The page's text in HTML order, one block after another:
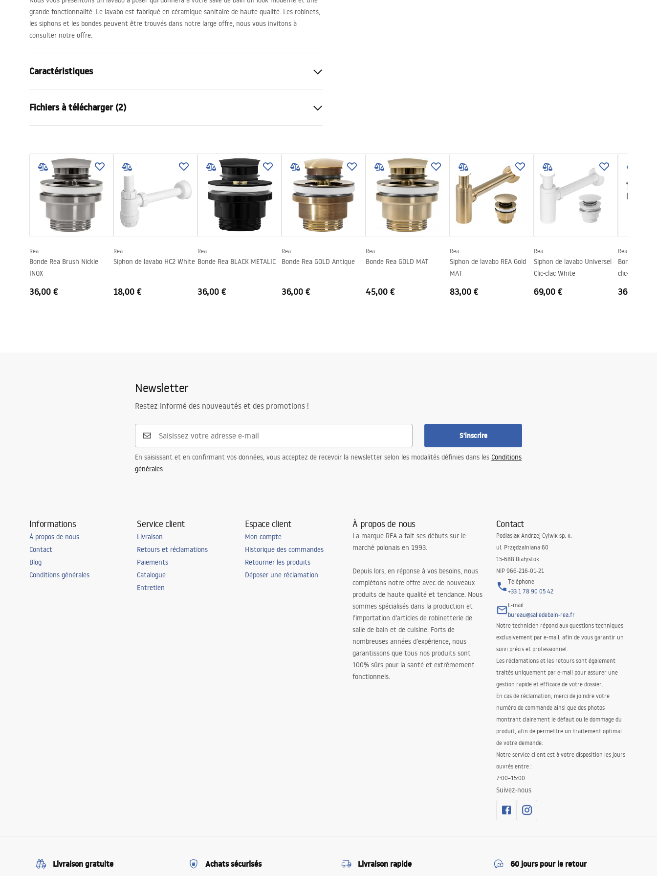
grande fonctionnalité. Le lavabo est fabriqué en céramique sanitaire de haute qualité. Les robinets,
les siphons et les bondes peuvent être trouvés dans notre large offre, nous vous invitons à
consulter notre offre.
Caractéristiques
Matériel
Couleur
Blanc
Longueur
Largeur
Hauteur
140
mm
Profondeur
Forme
Trou de robinet
Non
Trou de débordement
Fichiers à télécharger (2)
Basin.pdf
Warranty_Terms_and_Conditions_
Basins_-_5.pdf
Rea
Bonde Rea Brush Nickle
INOX
36,00 €
Rea
Siphon de lavabo HC2 White
18,00 €
Rea
Bonde Rea BLACK METALIC
36,00 €
Rea
Bonde Rea GOLD Antique
36,00 €
Rea
Bonde Rea GOLD MAT
45,00 €
Rea
Siphon de lavabo REA Gold
MAT
83,00 €
Rea
Siphon de lavabo Universel
Clic-clac White
69,00 €
Rea
Bonde de
clic-clac Rea
36,00 €
Newsletter
Restez informé des nouveautés et des promotions !
S'inscrire
En saisissant et en confirmant vos données, vous acceptez de recevoir la newsletter selon les modalités définies dans les Conditions
générales.
Informations
À propos de nous
Contact
Blog
Conditions générales
Service client
Livraison
Retours et réclamations
Paiements
Catalogue
Entretien
Espace client
Mon compte
Historique des commandes
Retourner les produits
Déposer une réclamation
À propos de nous
La marque REA a fait ses débuts sur le
marché polonais en 1993.
Depuis lors, en réponse à vos besoins, nous
complétons notre offre avec de nouveaux
produits de haute qualité et tendance. Nous
sommes spécialisés dans la production et
l’importation d’articles de robinetterie de
salle de bain et de cuisine. Forts de
nombreuses années d’expérience, nous
garantissons que tous nos produits sont
100% sûrs pour la santé et extrêmement
fonctionnels.
Contact
Podlasiak Andrzej Cylwik sp. k.
ul. Przędzalniana 60
15-688 Białystok
NIP 966-216-01-21
Téléphone
+33 1 78 90 05 42
E-mail
bureau@salledebain-rea.fr
Notre technicien répond aux questions techniques
exclusivement par e-mail, afin de vous garantir un
suivi précis et professionnel.
Les réclamations et les retours sont également
traités uniquement par e-mail pour assurer une
gestion rapide et efficace de votre dossier.
En cas de réclamation, merci de joindre votre
numéro de commande ainsi que des photos
montrant clairement le défaut ou le dommage du
produit, afin de permettre un traitement optimal
de votre demande.
Notre service client est à votre disposition les jours
ouvrés entre :
7:00–15:00
Suivez-nous
Livraison gratuite Achats sécurisés Livraison rapide 60 jours pour le retour